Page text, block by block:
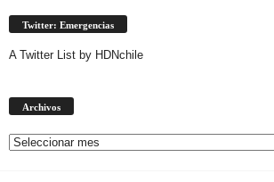
Twitter: Emergencias
A Twitter List by HDNchile
Archivos